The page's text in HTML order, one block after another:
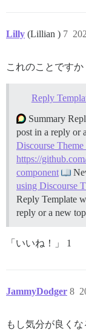
Lilly (Lillian ) 7
これのことです
Reply
Summary
post in a reply or
Discourse Theme
https://
component
using Discourse
Reply Template
reply or a new
「いいね！」 1
JammyDodger 8
もし気分が良く